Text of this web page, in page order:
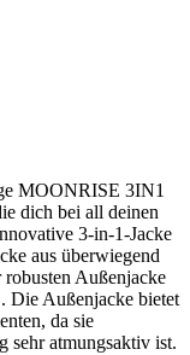
MOONRISE 3IN1
dich bei all deinen
3-in-1-Jacke
aus überwiegend
Außenjacke
Außenjacke bietet
da sie
sehr atmungsaktiv ist.